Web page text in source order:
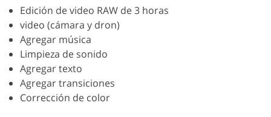
Edición de video RAW de 3 horas
video (cámara y dron)
Agregar música
Limpieza de sonido
Agregar texto
Agregar transiciones
Corrección de color